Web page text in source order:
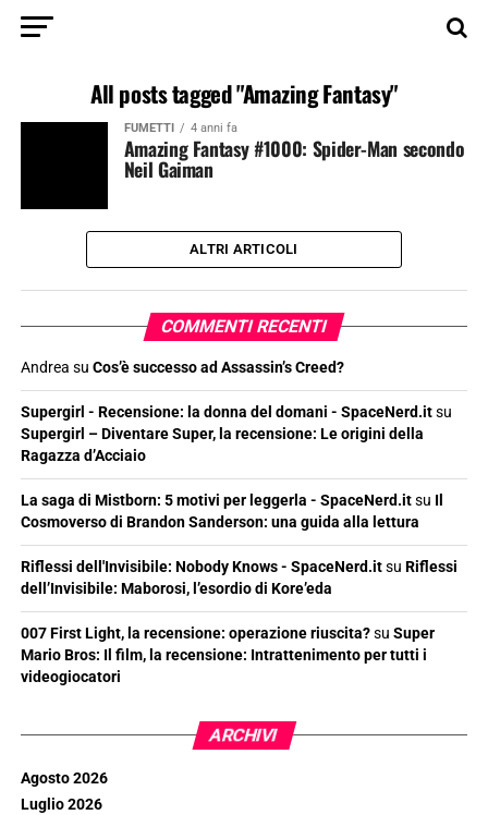
All posts tagged "Amazing Fantasy"
FUMETTI 4 anni fa
Amazing Fantasy #1000: Spider-Man secondo
Neil Gaiman
ALTRI ARTICOLI
COMMENTI RECENTI
Andrea su Cos’è successo ad Assassin’s Creed?
Supergirl - Recensione: la donna del domani - SpaceNerd.itsu
Supergirl – Diventare Super, la recensione: Le origini della
Ragazza d’Acciaio
La saga di Mistborn: 5 motivi per leggerla - SpaceNerd.itsu Il
Cosmoverso di Brandon Sanderson: una guida alla lettura
Riflessi dell'Invisibile: Nobody Knows - SpaceNerd.itsu Riflessi
dell’Invisibile: Maborosi, l’esordio di Kore’eda
007 First Light, la recensione: operazione riuscita?su Super
Mario Bros: Il film, la recensione: Intrattenimento per tutti i
videogiocatori
ARCHIVI
Agosto 2026
Luglio 2026